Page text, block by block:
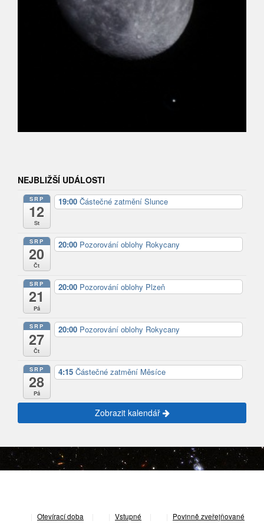
NEJBLIŽŠÍ UDÁLOSTI
SRP
12
St
19:00 Částečné zatmění Slunce
SRP
20
Čt
20:00 Pozorování oblohy Rokycany
SRP
21
Pá
20:00 Pozorování oblohy Plzeň
SRP
27
Čt
20:00 Pozorování oblohy Rokycany
SRP
28
Pá
4:15 Částečné zatmění Měsíce
Zobrazit kalendář
Otevírací doba Vstupné Povinně zveřejňované